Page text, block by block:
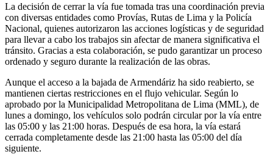
La decisión de cerrar la vía fue tomada tras una coordinación previa
con diversas entidades como Provías, Rutas de Lima y la Policía
Nacional, quienes autorizaron las acciones logísticas y de seguridad
para llevar a cabo los trabajos sin afectar de manera significativa el
tránsito. Gracias a esta colaboración, se pudo garantizar un proceso
ordenado y seguro durante la realización de las obras.
Aunque el acceso a la bajada de Armendáriz ha sido reabierto, se
mantienen ciertas restricciones en el flujo vehicular. Según lo
aprobado por la Municipalidad Metropolitana de Lima (MML), de
lunes a domingo, los vehículos solo podrán circular por la vía entre
las 05:00 y las 21:00 horas. Después de esa hora, la vía estará
cerrada completamente desde las 21:00 hasta las 05:00 del día
siguiente.